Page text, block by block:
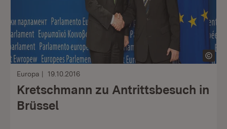
Europa 19.10.2016
Kretschmann zu Antrittsbesuch in
Brüssel